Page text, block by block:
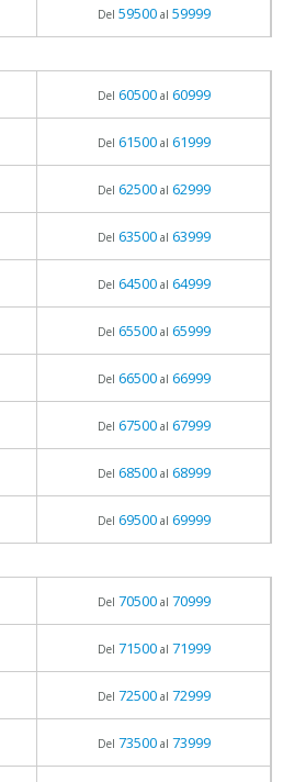
Del 59500al 59999
Del 60500al 60999
Del 61500al 61999
Del 62500al 62999
Del 63500al 63999
Del 64500al 64999
Del 65500al 65999
Del 66500al 66999
Del 67500al 67999
Del 68500al 68999
Del 69500al 69999
Del 70500al 70999
Del 71500al 71999
Del 72500al 72999
Del 73500al 73999